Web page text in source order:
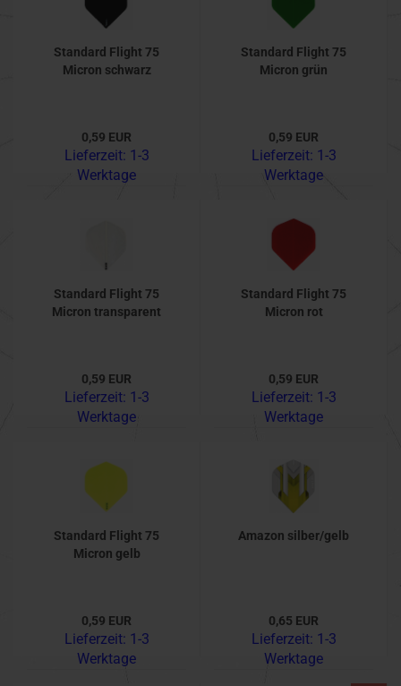
Standard Flight 75
Micron schwarz
0,59 EUR
Lieferzeit: 1-3
Werktage
Standard Flight 75
Micron grün
0,59 EUR
Lieferzeit: 1-3
Werktage
Standard Flight 75
Micron transparent
0,59 EUR
Lieferzeit: 1-3
Werktage
Standard Flight 75
Micron rot
0,59 EUR
Lieferzeit: 1-3
Werktage
Standard Flight 75
Micron gelb
0,59 EUR
Lieferzeit: 1-3
Werktage
Amazon silber/gelb
0,65 EUR
Lieferzeit: 1-3
Werktage